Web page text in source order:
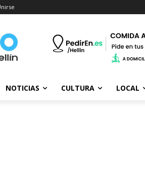
NOTICIAS CULTURA LOCAL